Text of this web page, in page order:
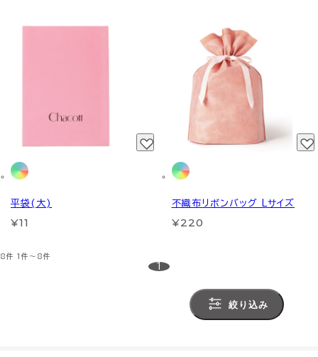
平袋(大)
¥11
不織布リボンバッグ Lサイズ
¥220
8件 1件～8件
1
絞り込み